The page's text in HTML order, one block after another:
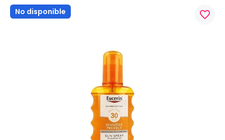
No disponible favorite_border